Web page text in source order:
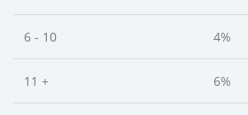
6 - 10 4%
11 + 6%